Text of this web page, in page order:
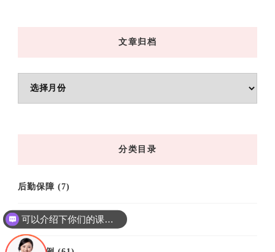
文章归档
分类目录
后勤保障 (7)
培训基地(9)
你们是怎么收费的呢